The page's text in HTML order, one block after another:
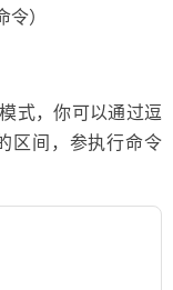
）
式，你可以通过逗
区间，参执行命令